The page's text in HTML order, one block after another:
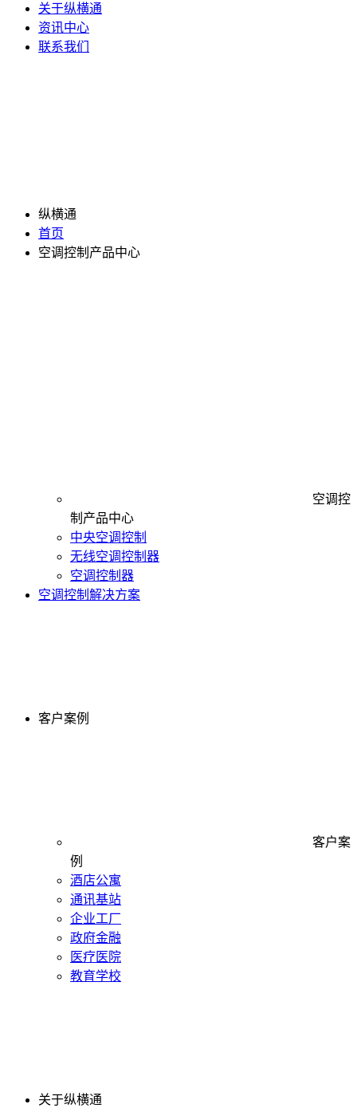
关于纵横通
资讯中心
联系我们
纵横通
首页
空调控制产品中心
空调控
制产品中心
中央空调控制
无线空调控制器
空调控制器
空调控制解决方案
客户案例
客户案
例
酒店公寓
通讯基站
企业工厂
政府金融
医疗医院
教育学校
关于纵横通